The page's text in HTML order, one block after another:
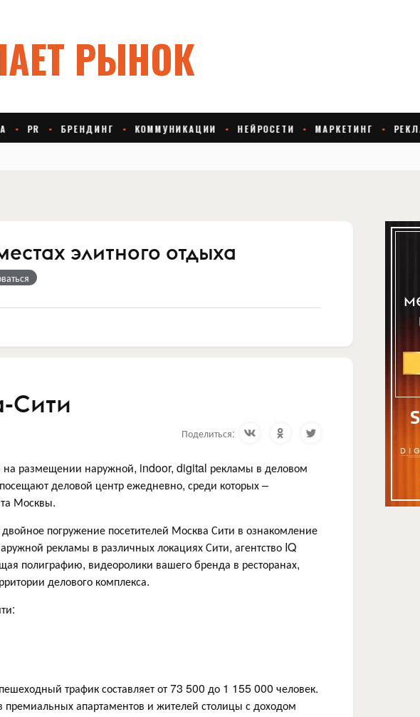
элитного отдыха
Сити
Поделиться:
на размещении наружной, indoor, digital рекламы в деловом
деловой центр ежедневно, среди которых –
Москвы.
погружение посетителей Москва Сити в ознакомление
рекламы в различных локациях Сити, агентство IQ
полиграфию, видеоролики вашего бренда в ресторанах,
делового комплекса.
трафик составляет от 73 500 до 1 155 000 человек.
апартаментов и жителей столицы с доходом